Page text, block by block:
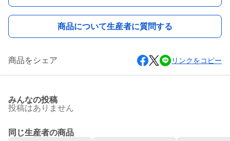
商品について生産者に質問する
商品をシェア リンクをコピー
みんなの投稿
投稿はありません
同じ生産者の商品